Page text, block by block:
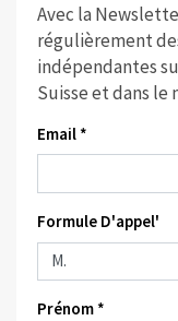
Avec la
régulièrement
indépendantes
Suisse et dans le
Email *
Formule D'appel'
Prénom *